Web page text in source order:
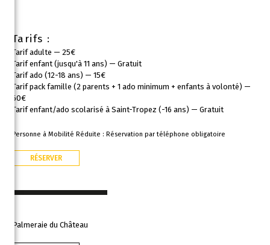
Tarifs :
Tarif adulte — 25€
Tarif enfant (jusqu'à 11 ans) — Gratuit
Tarif ado (12-18 ans) — 15€
Tarif pack famille (2 parents + 1 ado minimum + enfants à volonté) —
60€
Tarif enfant/ado scolarisé à Saint-Tropez (-16 ans) — Gratuit
Personne à Mobilité Réduite : Réservation par téléphone obligatoire
RÉSERVER
Palmeraie du Château